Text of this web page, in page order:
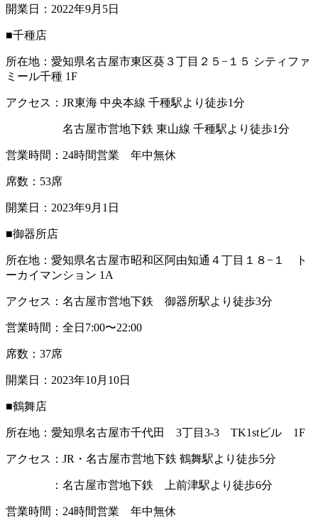
開業日：2022年9月5日
■千種店
所在地：愛知県名古屋市東区葵３丁目２５−１５ シティファ
ミール千種 1F
アクセス：JR東海 中央本線 千種駅より徒歩1分
名古屋市営地下鉄 東山線 千種駅より徒歩1分
営業時間：24時間営業 年中無休
席数：53席
開業日：2023年9月1日
■御器所店
所在地：愛知県名古屋市昭和区阿由知通４丁目１８−１ ト
ーカイマンション 1A
アクセス：名古屋市営地下鉄 御器所駅より徒歩3分
営業時間：全日7:00〜22:00
席数：37席
開業日：2023年10月10日
■鶴舞店
所在地：愛知県名古屋市千代田 3丁目3-3 TK1stビル 1F
アクセス：JR・名古屋市営地下鉄 鶴舞駅より徒歩5分
：名古屋市営地下鉄 上前津駅より徒歩6分
営業時間：24時間営業 年中無休